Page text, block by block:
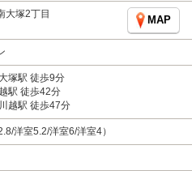
大塚2丁目
MAP
塚駅 徒歩9分
駅 徒歩42分
越駅 徒歩47分
洋室5.2/洋室6/洋室4）